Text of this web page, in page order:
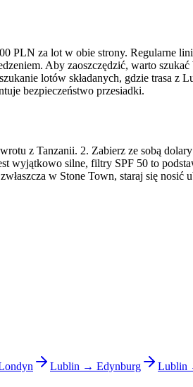
PLN za lot w obie strony. Regularne
Aby zaoszczędzić, warto
lotów składanych, gdzie trasa
bezpieczeństwo przesiadki.
z Tanzanii. 2. Zabierz ze sobą
wyjątkowo silne, filtry SPF 50 to
w Stone Town, staraj się nosić
Lublin → Edynburg Lublin